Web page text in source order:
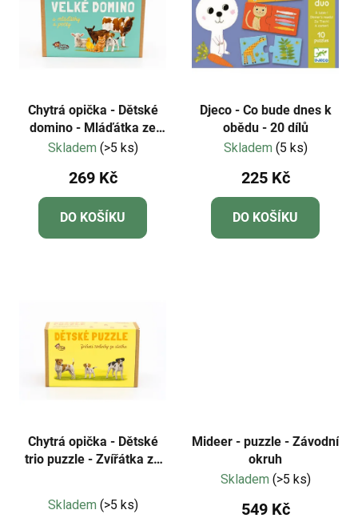
Chytrá opička - Dětské
domino - Mláďátka ze
statku a počty NOVÁ
Skladem (>5 ks)
269 Kč
DO KOŠÍKU
Djeco - Co bude dnes k
obědu - 20 dílů
Skladem (5 ks)
225 Kč
DO KOŠÍKU
Chytrá opička - Dětské
trio puzzle - Zvířátka ze
hodnocení
Skladem (>5 ks)
Mideer - puzzle - Závodní
okruh
Skladem (>5 ks)
549 Kč